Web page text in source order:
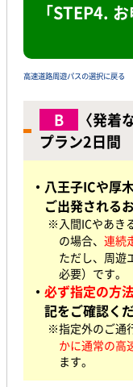
「STEP4.
高速道路周遊パスの選択に戻る
B
〈発着
プラン2日間
・八王子ICや厚
ご出発される
※入間ICやあき
の場合、 連続
ただし、周遊
必要）です。
・ 必ず指定の方
記をご確認くだ
※指定外のご通
かに通常の高
ます。